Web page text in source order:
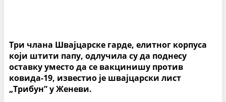
Три члана Швајцарске гарде, елитног корпуса
који штити папу, одлучила су да поднесу
оставку уместо да се вакцинишу против
ковида-19, известио је швајцарски лист
„Трибун” у Женеви.